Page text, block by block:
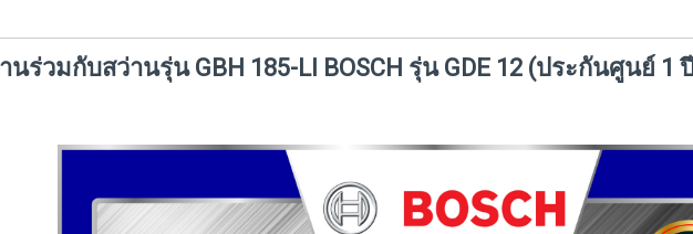
นร่วมกับสว่านรุ่น GBH 185-LI BOSCH รุ่น GDE 12 (ประกันศูนย์ 1